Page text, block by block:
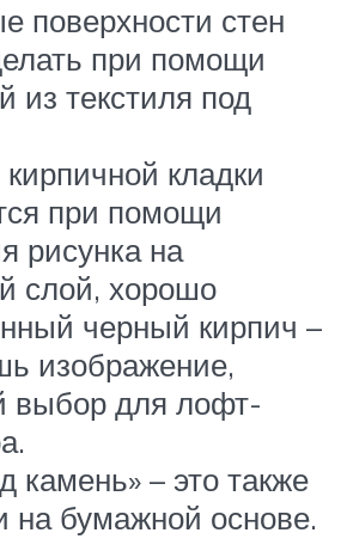
поверхности стен
при помощи
из текстиля под
кладки
при помощи
рисунка на
слой, хорошо
черный кирпич –
изображение,
выбор для лофт-
камень» – это также
на бумажной основе.